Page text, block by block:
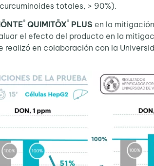
totales, > 90%).
® QUIMITŌX® PLUS en la
el efecto del producto en la
realizó en colaboración con la